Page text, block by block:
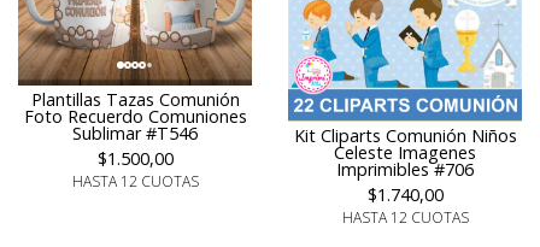
Plantillas Tazas Comunión
Foto Recuerdo Comuniones
Sublimar #T546
$1.500,00
HASTA 12 CUOTAS
Kit Cliparts Comunión Niños
Celeste Imagenes
Imprimibles #706
$1.740,00
HASTA 12 CUOTAS